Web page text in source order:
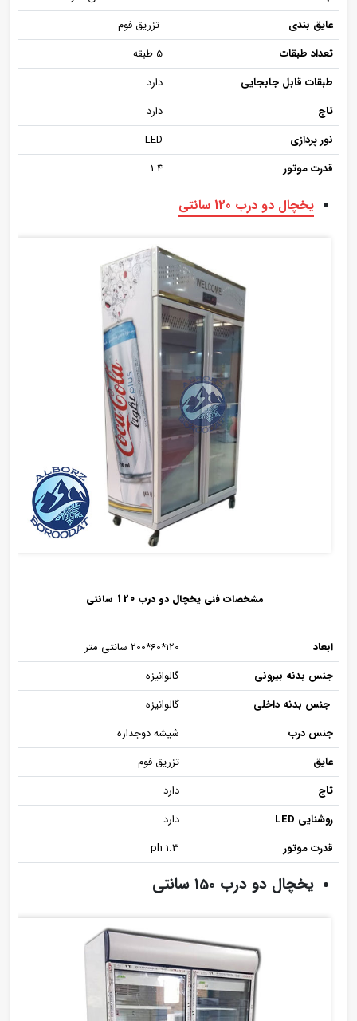
عایق بندی
تزریق فوم
تعداد طبقات
5 طبقه
طبقات قابل جابجایی
دارد
تاج
دارد
نور پردازی
LED
قدرت موتور
1.4
یخچال دو درب 120 سانتی
مشخصات فنی یخچال دو درب 120 سانتی
ابعاد
120*60*200 سانتی متر
جنس بدنه بیرونی
گالوانیزه
جنس بدنه داخلی
گالوانیزه
جنس درب
شیشه دوجداره
عایق
تزریق فوم
تاج
دارد
روشنایی LED
دارد
قدرت موتور
1.3 ph
یخچال دو درب 150 سانتی